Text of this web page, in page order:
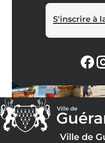
S'inscrire à
Ville de